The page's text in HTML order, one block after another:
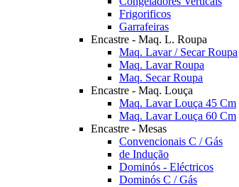
Frigorificos
Garrafeiras
Encastre - Maq. L. Roupa
Maq. Lavar / Secar Roupa
Maq. Lavar Roupa
Maq. Secar Roupa
Encastre - Maq. Louça
Maq. Lavar Louça 45 Cm
Maq. Lavar Louça 60 Cm
Encastre - Mesas
Convencionais C / Gás
de Indução
Dominós - Eléctricos
Dominós C / Gás